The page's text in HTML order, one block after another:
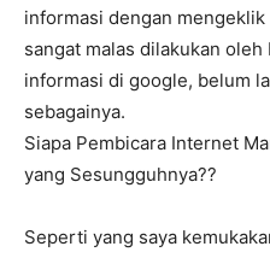
informasi dengan mengeklik
sangat malas dilakukan
informasi di google, belum
sebagainya.
Siapa Pembicara Internet
yang Sesungguhnya??
Seperti yang saya